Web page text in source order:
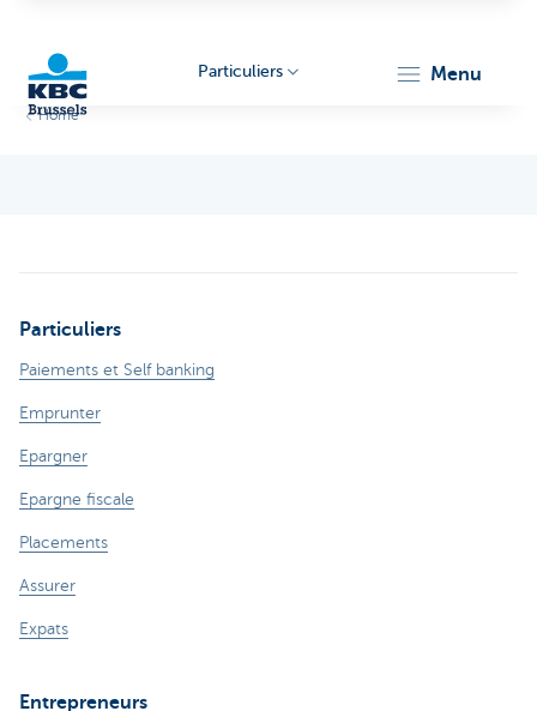
Particuliers menu
Home
Particuliers
Paiements et Self banking
Emprunter
Epargner
Epargne fiscale
Placements
Assurer
Expats
Entrepreneurs